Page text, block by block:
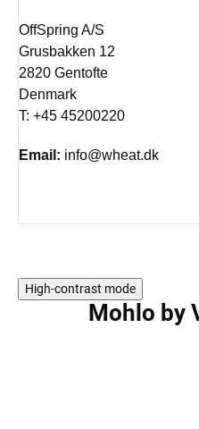
OffSpring A/S
Grusbakken 12
2820 Gentofte
Denmark
T: +45 45200220
Email: info@wheat.dk
High-contrast mode
Mohlo by